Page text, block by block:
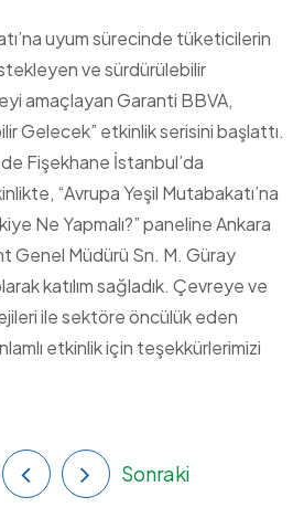
uyum sürecinde tüketicilerin
ve sürdürülebilir
amaçlayan Garanti BBVA,
Gelecek” etkinlik serisini başlattı.
Fişekhane İstanbul’da
“Avrupa Yeşil Mutabakatı’na
Ne Yapmalı?” paneline Ankara
Genel Müdürü Sn. M. Güray
katılım sağladık. Çevreye ve
ile sektöre öncülük eden
etkinlik için teşekkürlerimizi
Sonraki